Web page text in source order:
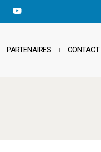
PARTENAIRES CONTACT